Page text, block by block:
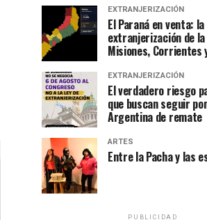
EXTRANJERIZACIÓN
El Paraná en venta: la
extranjerización de
Misiones, Corrientes
EXTRANJERIZACIÓN
El verdadero riesgo
que buscan seguir
Argentina de remate
ARTES
Entre la Pacha y las
PUBLICIDAD